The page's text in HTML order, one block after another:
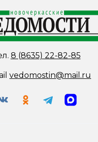
8 (8635) 22-82-85
vedomostin@mail.ru